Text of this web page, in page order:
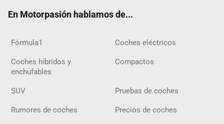
En Motorpasión hablamos de...
Fórmula1 Coches eléctricos
Coches híbridos y
enchufables
Compactos
SUV Pruebas de coches
Rumores de coches Precios de coches